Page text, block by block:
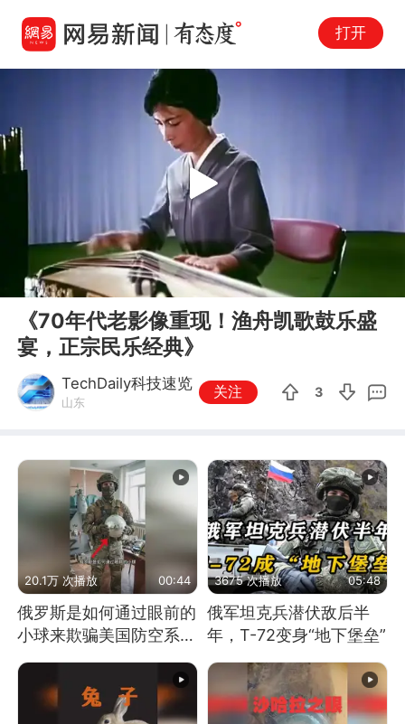
打开
00:00 06:54
Play
《70年代老影像重现！渔舟凯歌鼓乐盛
宴，正宗民乐经典》
TechDaily科技速览
山东
关注 3
20.1万 次播放 00:44
俄罗斯是如何通过眼前的
小球来欺骗美国防空系统
的
3675 次播放 05:48
俄军坦克兵潜伏敌后半
年，T-72变身“地下堡垒”